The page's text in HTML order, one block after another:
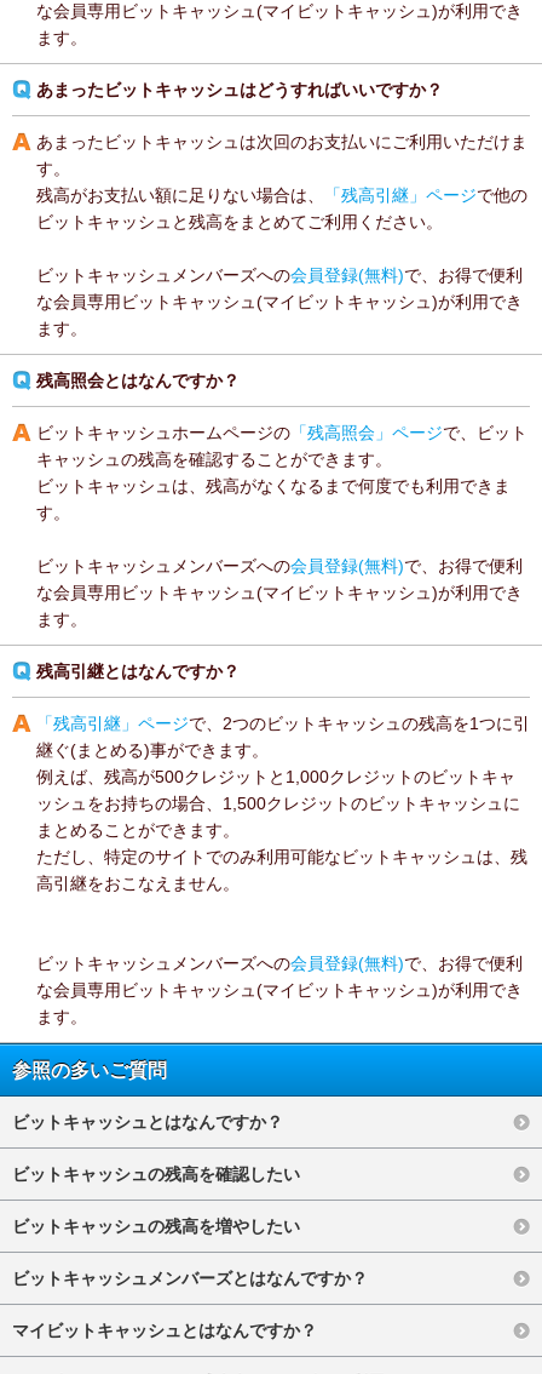
な会員専用ビットキャッシュ(マイビットキャッシュ)が利用でき
ます。
あまったビットキャッシュはどうすればいいですか？
あまったビットキャッシュは次回のお支払いにご利用いただけま
す。
残高がお支払い額に足りない場合は、
「残高引継」ページで他の
ビットキャッシュと残高をまとめてご利用ください。
ビットキャッシュメンバーズへの会員登録(無料)で、お得で便利
な会員専用ビットキャッシュ(マイビットキャッシュ)が利用でき
ます。
残高照会とはなんですか？
ビットキャッシュホームページの 「残高照会」ページで、ビット
キャッシュの残高を確認することができます。
ビットキャッシュは、残高がなくなるまで何度でも利用できま
す。
ビットキャッシュメンバーズへの会員登録(無料)で、お得で便利
な会員専用ビットキャッシュ(マイビットキャッシュ)が利用でき
ます。
残高引継とはなんですか？
「残高引継」ページで、2つのビットキャッシュの残高を1つに引
継ぐ(まとめる)事ができます。
例えば、残高が500クレジットと1,000クレジットのビットキャ
ッシュをお持ちの場合、1,500クレジットのビットキャッシュに
まとめることができます。
ただし、特定のサイトでのみ利用可能なビットキャッシュは、残
高引継をおこなえません。
ビットキャッシュメンバーズへの会員登録(無料)で、お得で便利
な会員専用ビットキャッシュ(マイビットキャッシュ)が利用でき
ます。
参照の多いご質問
ビットキャッシュとはなんですか？
ビットキャッシュの残高を確認したい
ビットキャッシュの残高を増やしたい
ビットキャッシュメンバーズとはなんですか？
マイビットキャッシュとはなんですか？